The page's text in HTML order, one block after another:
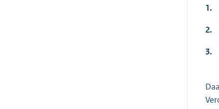
1.
2.
3.